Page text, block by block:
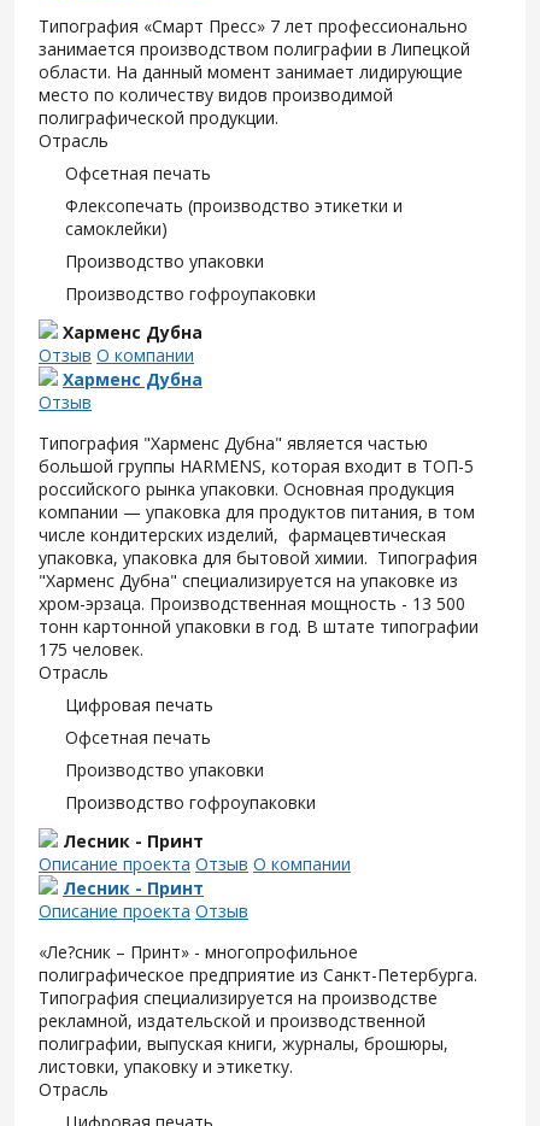
Типография «Смарт Пресс» 7 лет профессионально
занимается производством полиграфии в Липецкой
области. На данный момент занимает лидирующие
место по количеству видов производимой
полиграфической продукции.
Отрасль
Офсетная печать
Флексопечать (производство этикетки и
самоклейки)
Производство упаковки
Производство гофроупаковки
Харменс Дубна
Отзыв О компании
Харменс Дубна
Отзыв
Типография "Харменс Дубна" является частью
большой группы HARMENS, которая входит в ТОП-5
российского рынка упаковки. Основная продукция
компании — упаковка для продуктов питания, в том
числе кондитерских изделий, фармацевтическая
упаковка, упаковка для бытовой химии. Типография
"Харменс Дубна" специализируется на упаковке из
хром-эрзаца. Производственная мощность - 13 500
тонн картонной упаковки в год. В штате типографии
175 человек.
Отрасль
Цифровая печать
Офсетная печать
Производство упаковки
Производство гофроупаковки
Лесник - Принт
Описание проекта Отзыв О компании
Лесник - Принт
Описание проекта Отзыв
«Ле?сник – Принт» - многопрофильное
полиграфическое предприятие из Санкт-Петербурга.
Типография специализируется на производстве
рекламной, издательской и производственной
полиграфии, выпуская книги, журналы, брошюры,
листовки, упаковку и этикетку.
Отрасль